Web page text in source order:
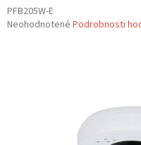
PFB205W-E
Priemerné
Neohodnotené Podrobnosti